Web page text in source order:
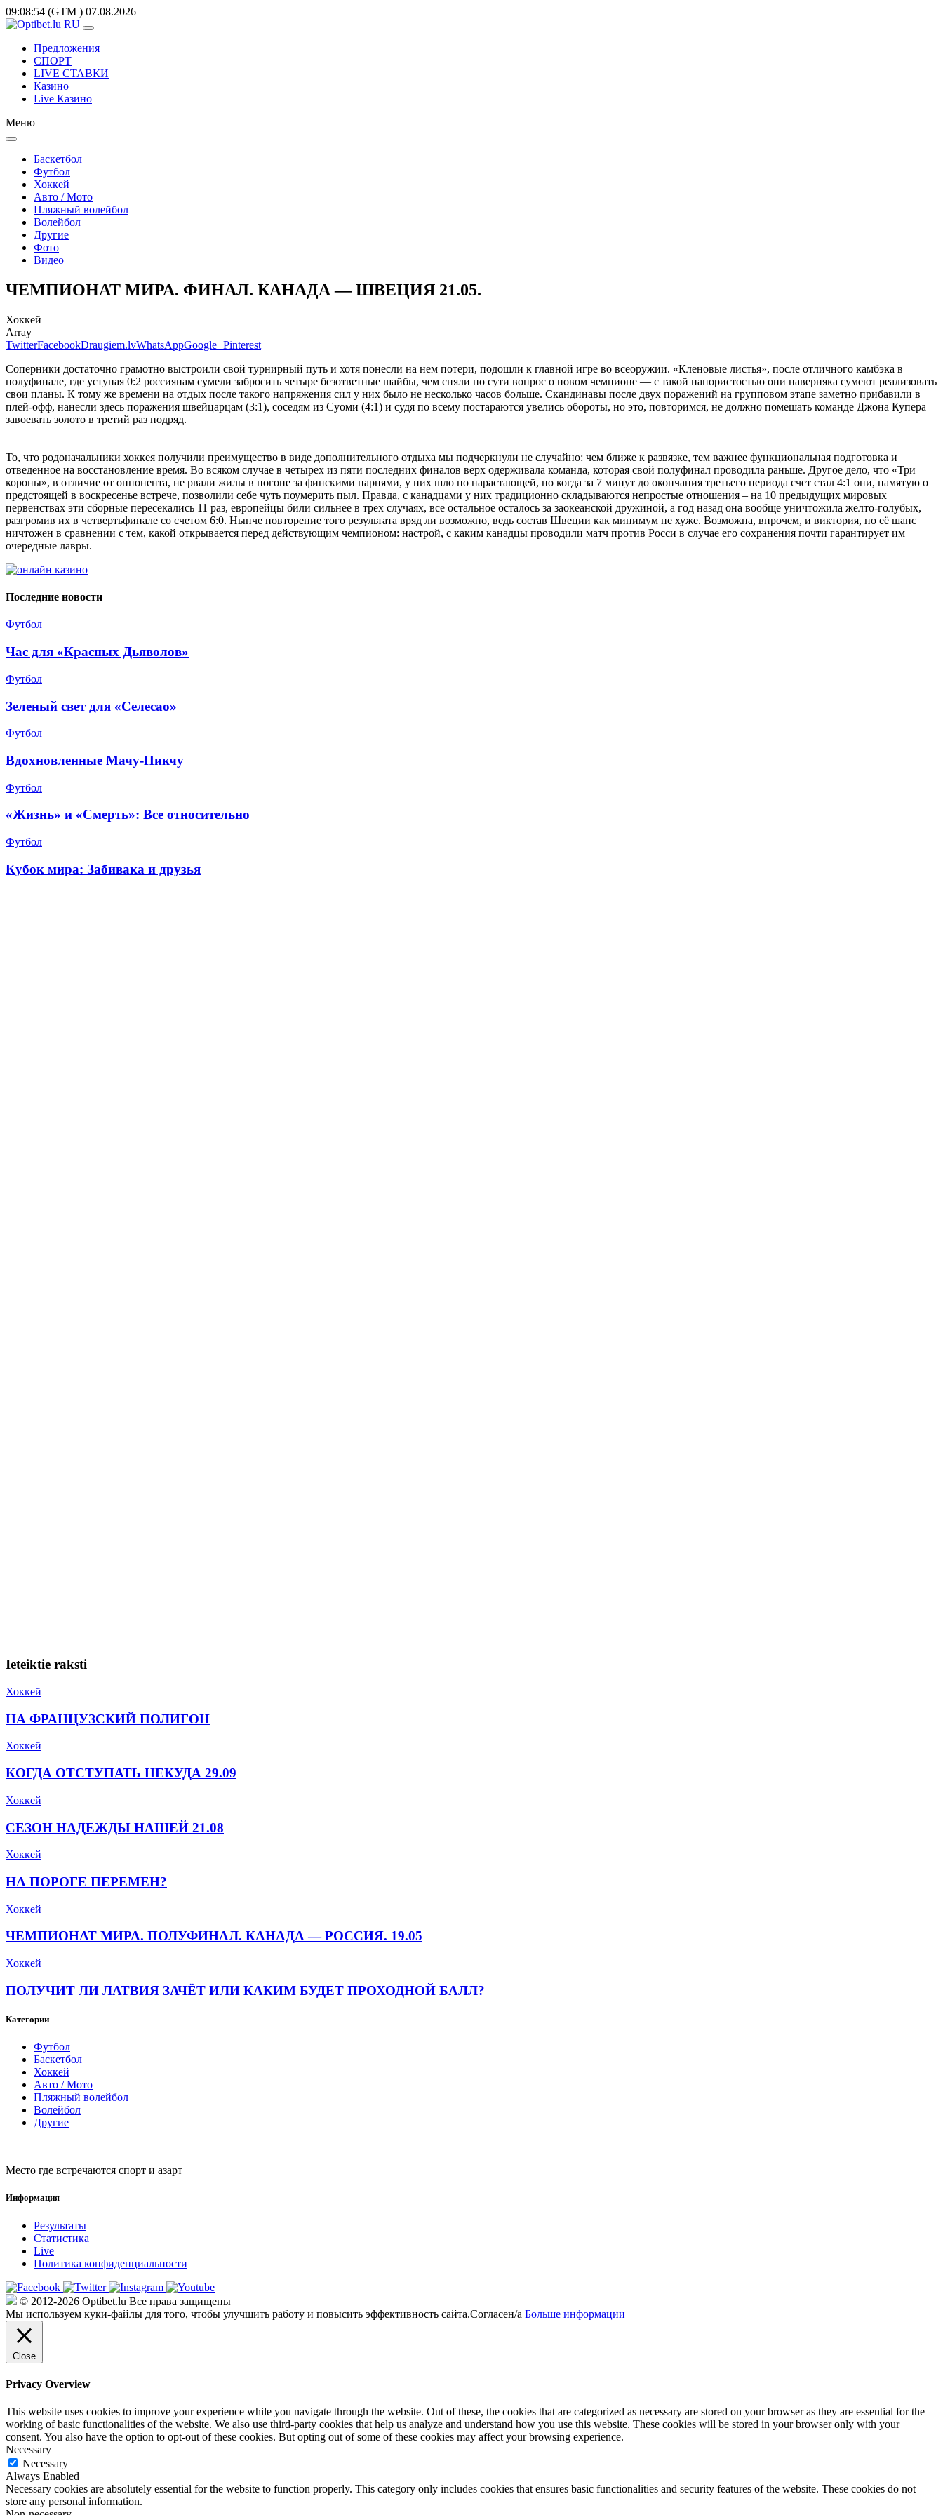
09:08:54 (GTM ) 07.08.2026
Предложения
СПОРТ
LIVE СТАВКИ
Казино
Live Казино
Меню
Баскетбол
Футбол
Хоккей
Авто / Мото
Пляжный волейбол
Волейбол
Другие
Фото
Видео
ЧЕМПИОНАТ МИРА. ФИНАЛ. КАНАДА — ШВЕЦИЯ 21.05.
Хоккей
Array
TwitterFacebookDraugiem.lvWhatsAppGoogle+Pinterest
Соперники достаточно грамотно выстроили свой турнирный путь и хотя понесли на нем потери, подошли к главной игре во всеоружии. «Кленовые листья», после отличного камбэка в
полуфинале, где уступая 0:2 россиянам сумели забросить четыре безответные шайбы, чем сняли по сути вопрос о новом чемпионе — с такой напористостью они наверняка сумеют реализовать
свои планы. К тому же времени на отдых после такого напряжения сил у них было не несколько часов больше. Скандинавы после двух поражений на групповом этапе заметно прибавили в
плей-офф, нанесли здесь поражения швейцарцам (3:1), соседям из Суоми (4:1) и судя по всему постараются увелись обороты, но это, повторимся, не должно помешать команде Джона Купера
завоевать золото в третий раз подряд.
То, что родоначальники хоккея получили преимущество в виде дополнительного отдыха мы подчеркнули не случайно: чем ближе к развязке, тем важнее функциональная подготовка и
отведенное на восстановление время. Во всяком случае в четырех из пяти последних финалов верх одерживала команда, которая свой полуфинал проводила раньше. Другое дело, что «Три
короны», в отличие от оппонента, не рвали жилы в погоне за финскими парнями, у них шло по нарастающей, но когда за 7 минут до окончания третьего периода счет стал 4:1 они, памятую о
предстоящей в воскресенье встрече, позволили себе чуть поумерить пыл. Правда, с канадцами у них традиционно складываются непростые отношения – на 10 предыдущих мировых
первенствах эти сборные пересекались 11 раз, европейцы били сильнее в трех случаях, все остальное осталось за заокеанской дружиной, а год назад она вообще уничтожила желто-голубых,
разгромив их в четвертьфинале со счетом 6:0. Нынче повторение того результата вряд ли возможно, ведь состав Швеции как минимум не хуже. Возможна, впрочем, и виктория, но её шанс
ничтожен в сравнении с тем, какой открывается перед действующим чемпионом: настрой, с каким канадцы проводили матч против Росси в случае его сохранения почти гарантирует им
очередные лавры.
Последние новости
Футбол
Час для «Красных Дьяволов»
Футбол
Зеленый свет для «Селесао»
Футбол
Вдохновленные Мачу-Пикчу
Футбол
«Жизнь» и «Смерть»: Все относительно
Футбол
Кубок мира: Забивака и друзья
Ieteiktie raksti
Хоккей
НА ФРАНЦУЗСКИЙ ПОЛИГОН
Хоккей
КОГДА ОТСТУПАТЬ НЕКУДА 29.09
Хоккей
СЕЗОН НАДЕЖДЫ НАШЕЙ 21.08
Хоккей
НА ПОРОГЕ ПЕРЕМЕН?
Хоккей
ЧЕМПИОНАТ МИРА. ПОЛУФИНАЛ. КАНАДА — РОССИЯ. 19.05
Хоккей
ПОЛУЧИТ ЛИ ЛАТВИЯ ЗАЧЁТ ИЛИ КАКИМ БУДЕТ ПРОХОДНОЙ БАЛЛ?
Категории
Футбол
Баскетбол
Хоккей
Авто / Мото
Пляжный волейбол
Волейбол
Другие
Место где встречаются спорт и азарт
Информация
Результаты
Статистика
Live
Политика конфиденциальности
© 2012-2026 Optibet.lu Все права защищены
Мы используем куки-файлы для того, чтобы улучшить работу и повысить эффективность сайта.Согласен/а Больше информации
Close
Privacy Overview
This website uses cookies to improve your experience while you navigate through the website. Out of these, the cookies that are categorized as necessary are stored on your browser as they are essential for the
working of basic functionalities of the website. We also use third-party cookies that help us analyze and understand how you use this website. These cookies will be stored in your browser only with your
consent. You also have the option to opt-out of these cookies. But opting out of some of these cookies may affect your browsing experience.
Necessary
Necessary
Always Enabled
Necessary cookies are absolutely essential for the website to function properly. This category only includes cookies that ensures basic functionalities and security features of the website. These cookies do not
store any personal information.